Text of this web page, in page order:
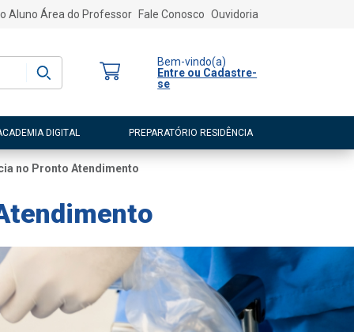
Aluno Área do Professor Fale Conosco Ouvidoria
Bem-vindo(a)
Entre ou Cadastre-
se
DIGITAL PREPARATÓRIO RESIDÊNCIA
no Pronto Atendimento